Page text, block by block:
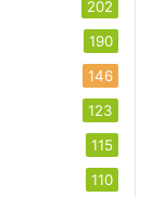
202
190
146
123
115
110